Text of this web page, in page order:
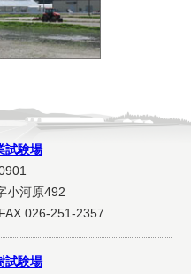
試験場
小河原492
026-251-2357
試験場